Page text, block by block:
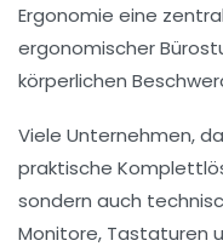
Ergonomie eine
ergonomischer
körperlichen
Viele Unternehmen,
praktische
sondern auch
Monitore, Tastaturen